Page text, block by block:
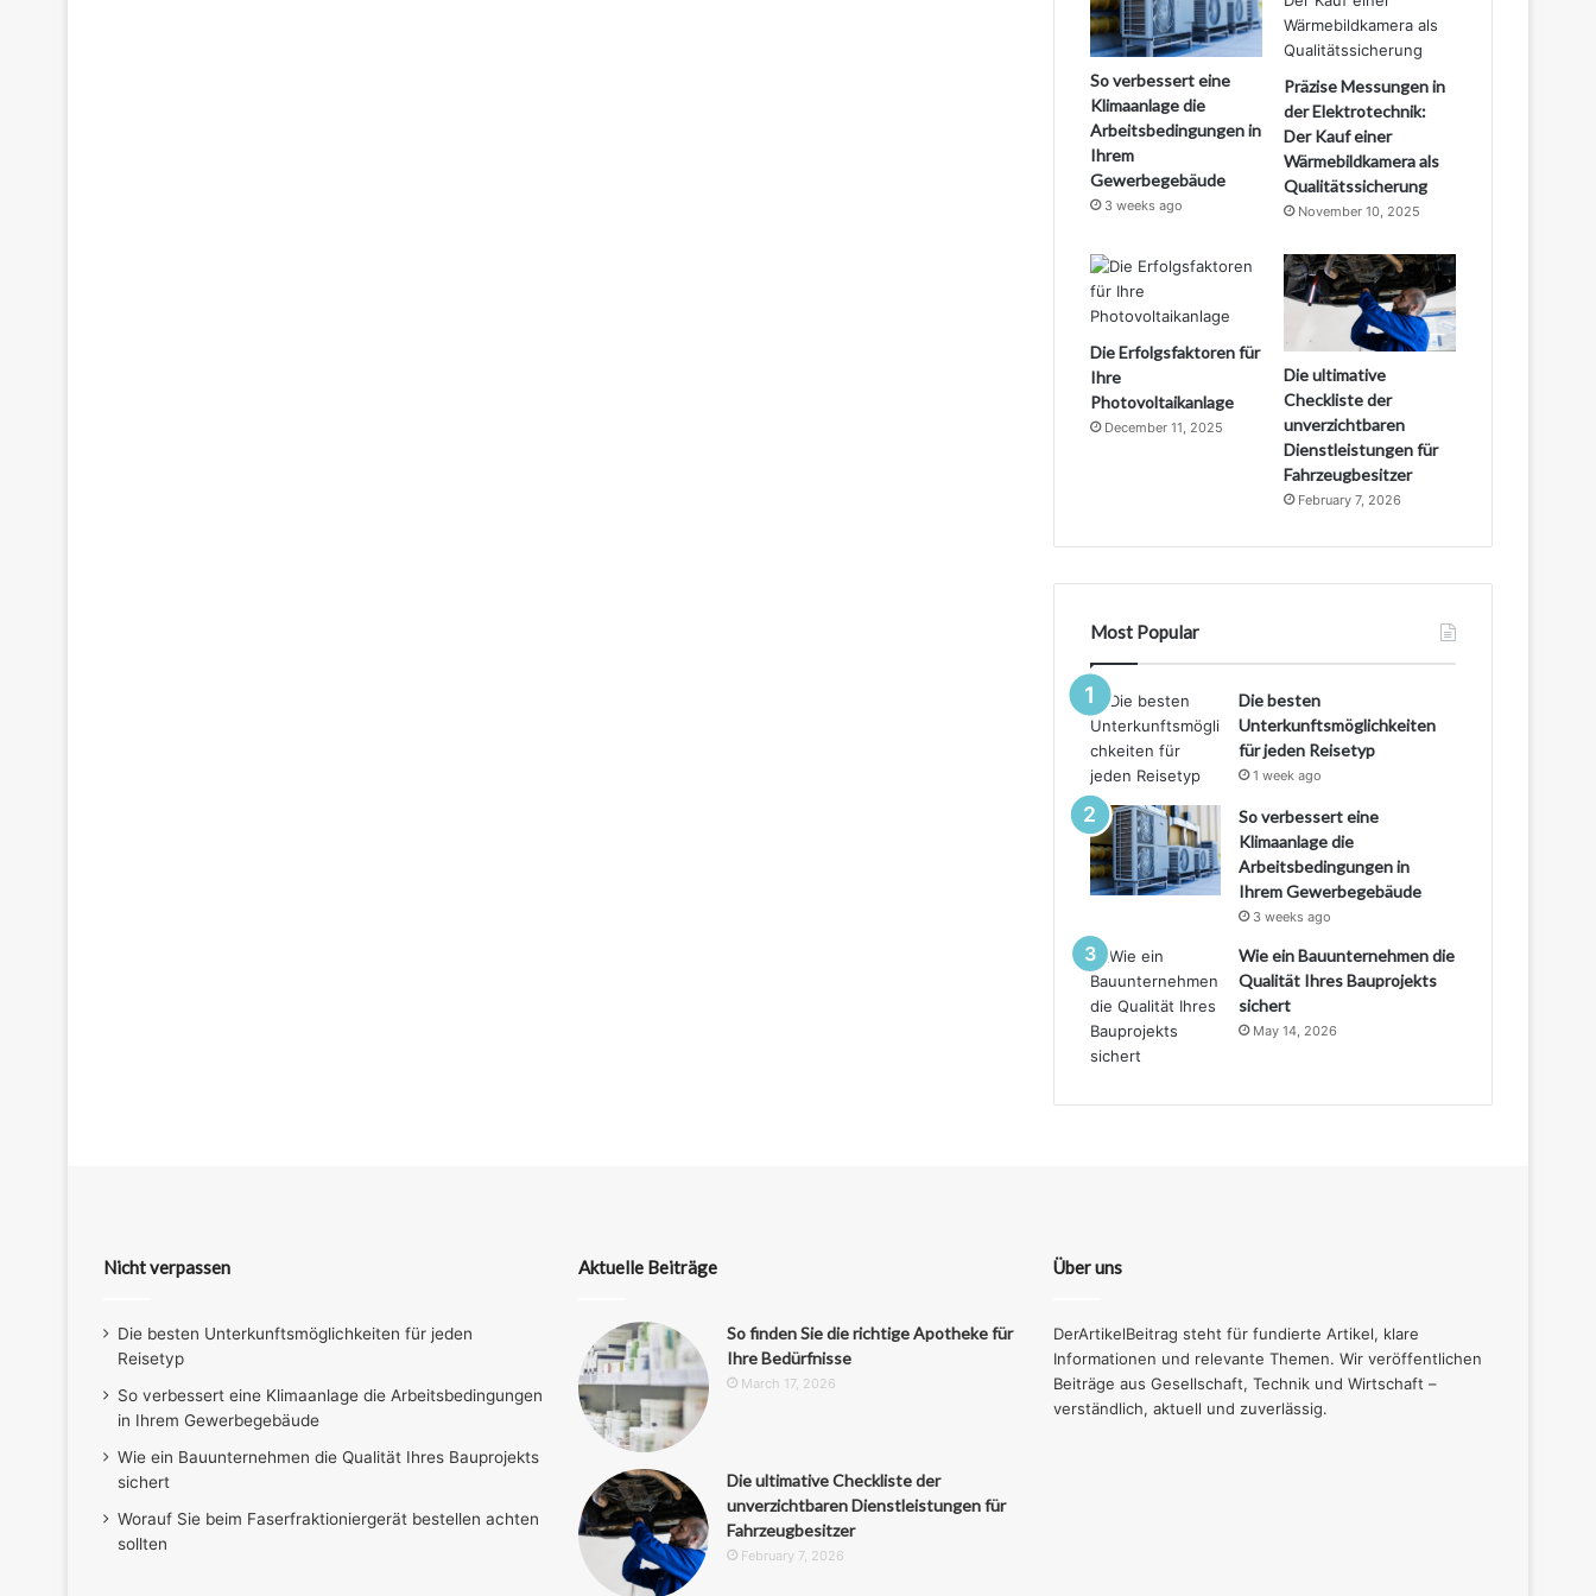
So verbessert eine
Klimaanlage die
Arbeitsbedingungen in
Ihrem
Gewerbegebäude
3 weeks ago
Präzise Messungen in
der Elektrotechnik:
Der Kauf einer
Wärmebildkamera als
Qualitätssicherung
November 10, 2025
Die Erfolgsfaktoren für
Ihre
Photovoltaikanlage
December 11, 2025
Die ultimative
Checkliste der
unverzichtbaren
Dienstleistungen für
Fahrzeugbesitzer
February 7, 2026
Most Popular
Die besten
Unterkunftsmöglichkeiten
für jeden Reisetyp
1 week ago
So verbessert eine
Klimaanlage die
Arbeitsbedingungen in
Ihrem Gewerbegebäude
3 weeks ago
Wie ein Bauunternehmen die
Qualität Ihres Bauprojekts
sichert
May 14, 2026
Nicht verpassen
Die besten Unterkunftsmöglichkeiten für jeden
Reisetyp
So verbessert eine Klimaanlage die Arbeitsbedingungen
in Ihrem Gewerbegebäude
Wie ein Bauunternehmen die Qualität Ihres Bauprojekts
sichert
Worauf Sie beim Faserfraktioniergerät bestellen achten
sollten
Aktuelle Beiträge
So finden Sie die richtige Apotheke für
Ihre Bedürfnisse
March 17, 2026
Die ultimative Checkliste der
unverzichtbaren Dienstleistungen für
Fahrzeugbesitzer
February 7, 2026
Über uns
DerArtikelBeitrag steht für fundierte Artikel, klare
Informationen und relevante Themen. Wir veröffentlichen
Beiträge aus Gesellschaft, Technik und Wirtschaft –
verständlich, aktuell und zuverlässig.